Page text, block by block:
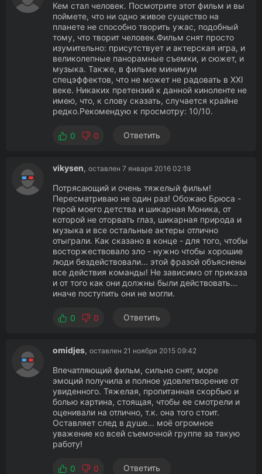
Кем стал человек. Посмотрите этот фильм и вы
поймете, что ни одно живое существо на
планете не способно творить ужас, подобный
тому, что творит человек.Фильм снят просто
изумительно: присутствует и актерская игра, и
великолепные панорамные съемки, и сюжет, и
музыка. Также, в фильме минимум
спецэффектов, что не может не радовать в XXI
веке. Никаких претензий к данной киноленте не
имею, что, к слову сказать, случается крайне
редко.Рекомендую к просмотру: 10/10.
0 0 Ответить
vikysen, оставлен 7 января 2016 02:18
Потрясающий и очень тяжелый фильм!
Пересматриваю не один раз! Обожаю Брюса -
герой моего детства и шикарная Моника, от
которой не оторвать глаз, шикарная природа и
музыка и все остальные актеры отлично
отыграли. Как сказано в конце - для того, чтобы
восторжествовало зло - нужно чтобы хорошие
люди бездействовали... этой фразой объяснены
все действия команды! Не зависимо от приказа
и от того как они должны были действовать...
иначе поступить они не могли.
0 0 Ответить
omidjes, оставлен 21 ноября 2015 09:42
Впечатляющий фильм, сильно снят, море
эмоций получила и полное удовлетворение от
увиденного. Тяжелая, пропитанная скорбью и
болью картина, стоящая, чтобы ее смотрели и
оценивали на отлично, т.к. она того стоит.
Оставляет след в душе... моё огромное
уважение ко всей съемочной группе за такую
работу!
0 0 Ответить